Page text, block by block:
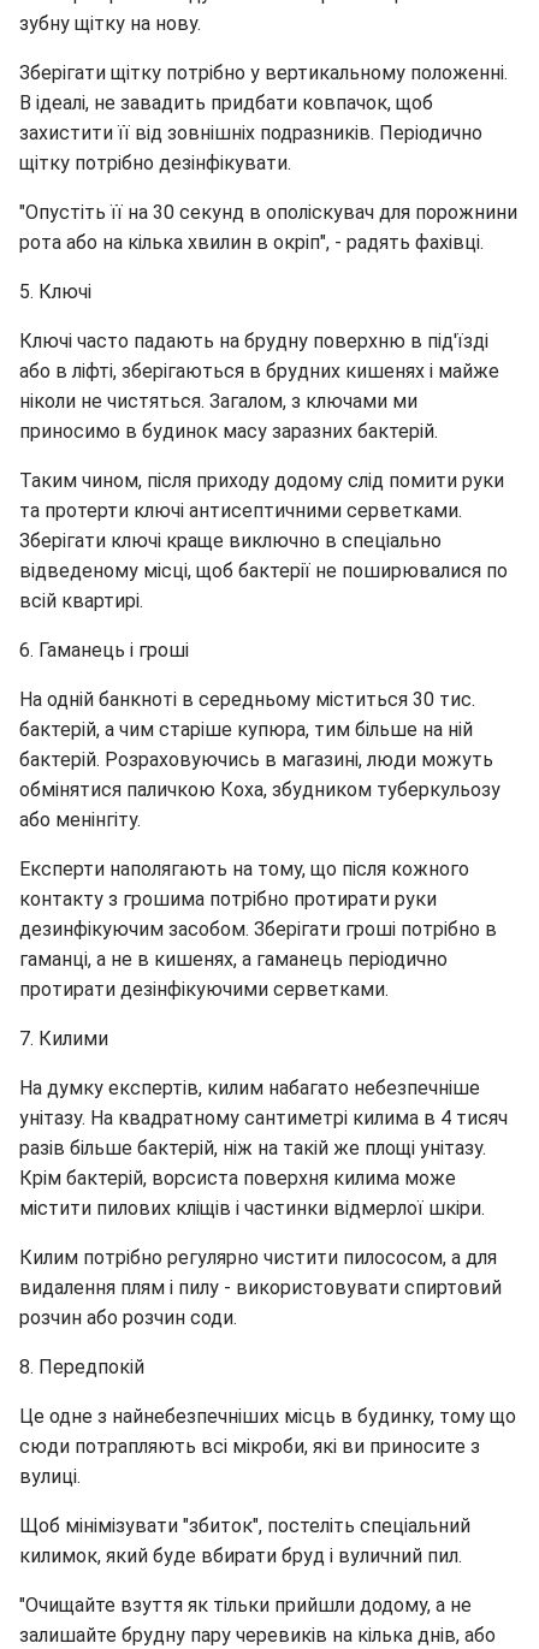
зубну щітку на нову.
Зберігати щітку потрібно у вертикальному положенні.
В ідеалі, не завадить придбати ковпачок, щоб
захистити її від зовнішніх подразників. Періодично
щітку потрібно дезінфікувати.
"Опустіть її на 30 секунд в ополіскувач для порожнини
рота або на кілька хвилин в окріп", - радять фахівці.
5. Ключі
Ключі часто падають на брудну поверхню в під'їзді
або в ліфті, зберігаються в брудних кишенях і майже
ніколи не чистяться. Загалом, з ключами ми
приносимо в будинок масу заразних бактерій.
Таким чином, після приходу додому слід помити руки
та протерти ключі антисептичними серветками.
Зберігати ключі краще виключно в спеціально
відведеному місці, щоб бактерії не поширювалися по
всій квартирі.
6. Гаманець і гроші
На одній банкноті в середньому міститься 30 тис.
бактерій, а чим старіше купюра, тим більше на ній
бактерій. Розраховуючись в магазині, люди можуть
обмінятися паличкою Коха, збудником туберкульозу
або менінгіту.
Експерти наполягають на тому, що після кожного
контакту з грошима потрібно протирати руки
дезинфікуючим засобом. Зберігати гроші потрібно в
гаманці, а не в кишенях, а гаманець періодично
протирати дезінфікуючими серветками.
7. Килими
На думку експертів, килим набагато небезпечніше
унітазу. На квадратному сантиметрі килима в 4 тисяч
разів більше бактерій, ніж на такій же площі унітазу.
Крім бактерій, ворсиста поверхня килима може
містити пилових кліщів і частинки відмерлої шкіри.
Килим потрібно регулярно чистити пилососом, а для
видалення плям і пилу - використовувати спиртовий
розчин або розчин соди.
8. Передпокій
Це одне з найнебезпечніших місць в будинку, тому що
сюди потрапляють всі мікроби, які ви приносите з
вулиці.
Щоб мінімізувати "збиток", постеліть спеціальний
килимок, який буде вбирати бруд і вуличний пил.
"Очищайте взуття як тільки прийшли додому, а не
залишайте брудну пару черевиків на кілька днів, або